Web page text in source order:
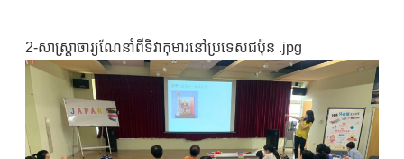
2-សាស្ត្រាចារ្យណែនាំពីទិវាកុមារនៅប្រទេសជប៉ុន .jpg